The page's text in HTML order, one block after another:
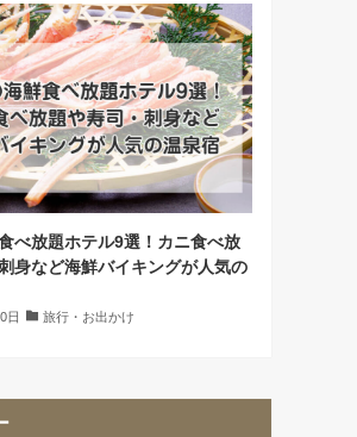
べ放題ホテル9選！カニ食べ放
身など海鮮バイキングが人気の
日 旅行・お出かけ